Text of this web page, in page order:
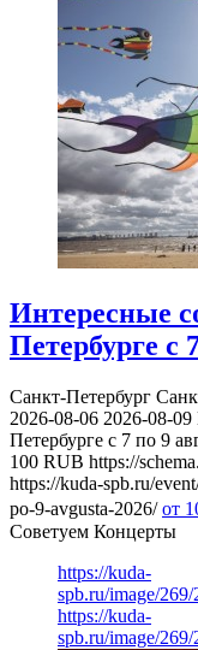
Интересные
Петербурге с
Санкт-Петербург
2026-08-06 2026-08-09
Петербурге с 7 по 9
100 RUB https://
https://kuda-spb.ru/
po-9-avgusta-2026/ от
Советуем Концерты
https://kuda-
spb.ru/image/
https://kuda-
spb.ru/image/